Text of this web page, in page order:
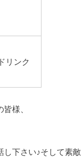
リンク
様、
し下さい♪そして素敵